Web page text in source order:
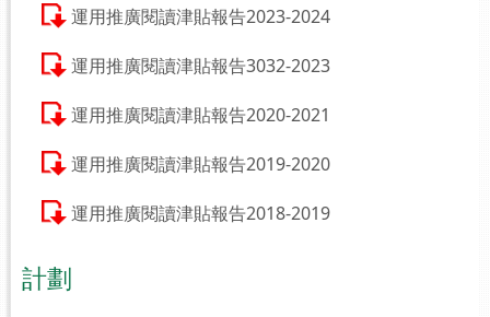
運用推廣閱讀津貼報告2023-2024
運用推廣閱讀津貼報告3032-2023
運用推廣閱讀津貼報告2020-2021
運用推廣閱讀津貼報告2019-2020
運用推廣閱讀津貼報告2018-2019
計劃